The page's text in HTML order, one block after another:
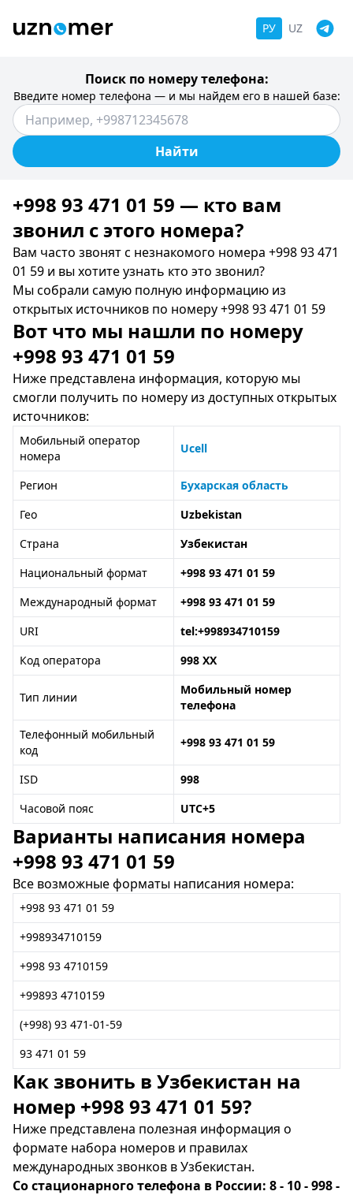
РУ UZ
Поиск по номеру телефона:
Введите номер телефона — и мы найдем его в нашей базе:
Найти
+998 93 471 01 59 — кто вам
звонил c этого номера?
Вам часто звонят с незнакомого номера +998 93 471
01 59 и вы хотите узнать кто это звонил?
Мы собрали самую полную информацию из
открытых источников по номеру +998 93 471 01 59
Вот что мы нашли по номеру
+998 93 471 01 59
Ниже представлена информация, которую мы
смогли получить по номеру из доступных открытых
источников:
Мобильный оператор
номера
Ucell
Регион
Бухарская область
Гео
Uzbekistan
Страна
Узбекистан
Национальный формат
+998 93 471 01 59
Международный формат
+998 93 471 01 59
URI
tel:+998934710159
Код оператора
998 XX
Тип линии
Мобильный номер
телефона
Телефонный мобильный
код
+998 93 471 01 59
ISD
998
Часовой пояс
UTC+5
Варианты написания номера
+998 93 471 01 59
Все возможные форматы написания номера:
+998 93 471 01 59
+998934710159
+998 93 4710159
+99893 4710159
(+998) 93 471-01-59
93 471 01 59
Как звонить в Узбекистан на
номер +998 93 471 01 59?
Ниже представлена полезная информация о
формате набора номеров и правилах
международных звонков в Узбекистан.
Со стационарного телефона в России: 8 - 10 - 998 -